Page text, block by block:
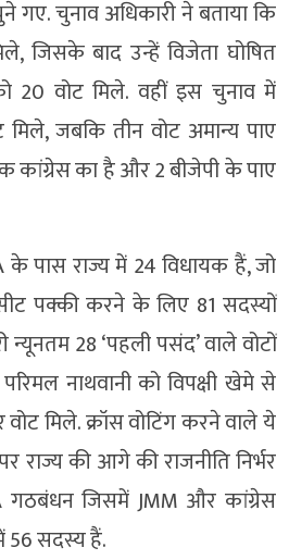
गए. चुनाव अधिकारी ने बताया कि
जिसके बाद उन्हें विजेता घोषित
20 वोट मिले. वहीं इस चुनाव में
मिले, जबकि तीन वोट अमान्य पाए
कांग्रेस का है और 2 बीजेपी के पाए
के पास राज्य में 24 विधायक हैं, जो
पक्की करने के लिए 81 सदस्यों
न्यूनतम 28 ‘पहली पसंद’ वाले वोटों
नाथवानी को विपक्षी खेमे से
वोट मिले. क्रॉस वोटिंग करने वाले ये
राज्य की आगे की राजनीति निर्भर
गठबंधन जिसमें JMM और कांग्रेस
56 सदस्य हैं.